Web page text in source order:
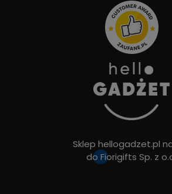
Sklep hellogadzet.pl
do Fiorigifts Sp. z